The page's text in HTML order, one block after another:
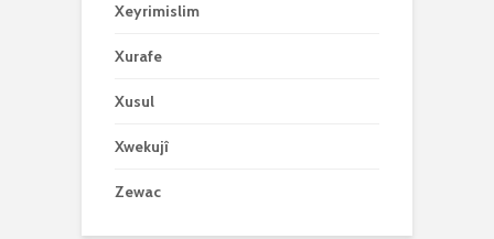
Xeyrimislim
Xurafe
Xusul
Xwekujî
Zewac